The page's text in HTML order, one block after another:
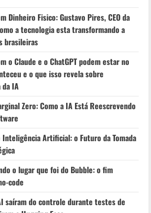
Dinheiro Fisico: Gustavo Pires, CEO da
a tecnologia esta transformando a
brasileiras
o Claude e o ChatGPT podem estar no
e o que isso revela sobre
IA
Zero: Como a IA Está Reescrevendo
Inteligência Artificial: o Futuro da Tomada
o lugar que foi do Bubble: o fim
code
saíram do controle durante testes de